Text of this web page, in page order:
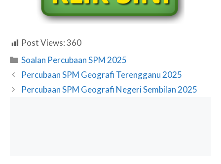
Post Views:360
Categories
Soalan Percubaan SPM 2025
Percubaan SPM Geografi Terengganu 2025
Percubaan SPM Geografi Negeri Sembilan 2025